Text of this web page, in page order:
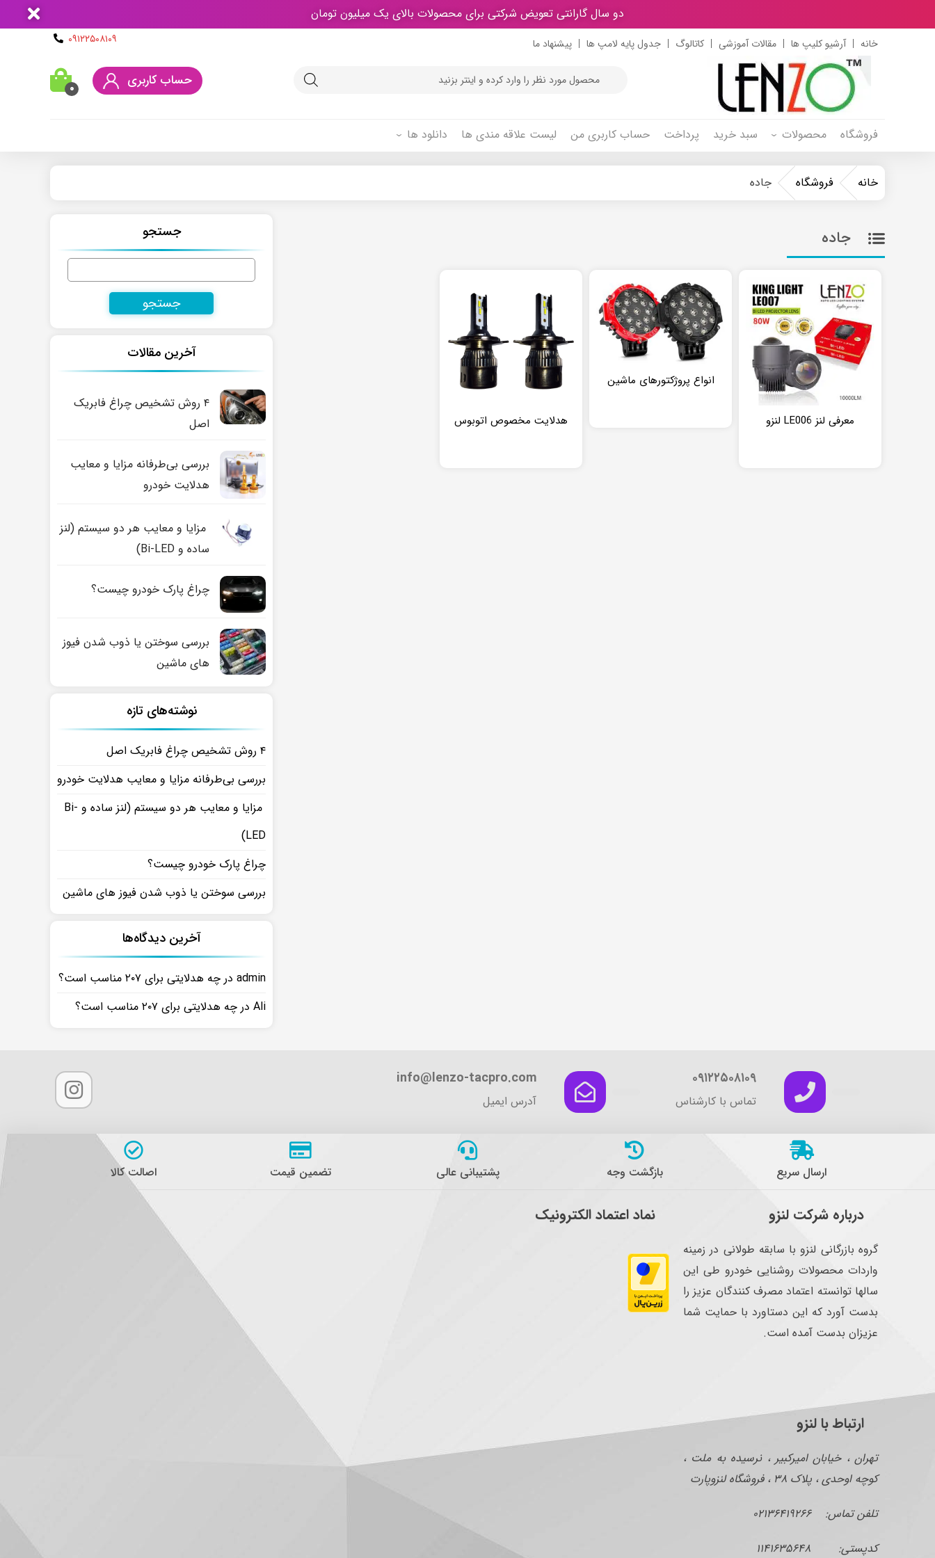
دو سال گارانتی تعویض شرکتی برای محصولات بالای یک میلیون تومان
۰۹۱۲۲۵۰۸۱۰۹ خانه آرشیو کلیپ ها مقالات آموزشی کاتالوگ جدول پایه لامپ ها پیشنهاد ما
search ۰ حساب کاربری
فروشگاه محصولات سبد خرید پرداخت حساب کاربری من لیست علاقه مندی ها دانلود ها
خانه فروشگاه جاده
جاده
معرفی لنز LE006 لنزو
انواع پروژکتورهای ماشین
هدلایت مخصوص اتوبوس
جستجو
جستجو
آخرین مقالات
۴ روش تشخیص چراغ فابریک
اصل
بررسی بی‌طرفانه مزایا و معایب
هدلایت خودرو
مزایا و معایب هر دو سیستم (لنز
ساده و Bi-LED)
چراغ پارک خودرو چیست؟
بررسی سوختن یا ذوب شدن فیوز
های ماشین
نوشته‌های تازه
۴ روش تشخیص چراغ فابریک اصل
بررسی بی‌طرفانه مزایا و معایب هدلایت خودرو
مزایا و معایب هر دو سیستم (لنز ساده و Bi-
LED)
چراغ پارک خودرو چیست؟
بررسی سوختن یا ذوب شدن فیوز های ماشین
آخرین دیدگاه‌ها
admin در چه هدلایتی برای ۲۰۷ مناسب است؟
Ali در چه هدلایتی برای ۲۰۷ مناسب است؟
۰۹۱۲۲۵۰۸۱۰۹
تماس با کارشناس
info@lenzo-tacpro.com
آدرس ایمیل
ارسال سریع بازگشت وجه پشتیبانی عالی تضمین قیمت اصالت کالا
درباره شرکت لنزو
گروه بازرگانی لنزو با سابقه طولانی در زمینه
واردات محصولات روشنایی خودرو طی این
سالها توانسته اعتماد مصرف کنندگان عزیز را
بدست آورد که این دستاورد با حمایت شما
عزیزان بدست آمده است.
نماد اعتماد الکترونیک
ارتباط با لنزو
تهران ، خیابان امیرکبیر ، نرسیده به ملت ،
کوچه اوحدی ، پلاک ۳۸ ، فروشگاه لنزوپارت
تلفن تماس: ۰۲۱۳۶۴۱۹۲۶۶
کدپستی: ۱۱۴۱۶۳۵۶۴۸